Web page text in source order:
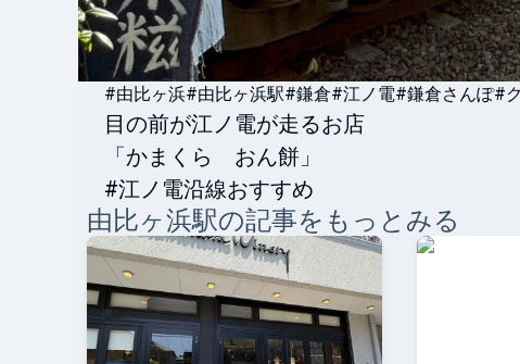
#由比ヶ浜#由比ヶ浜駅#鎌倉#江ノ電#鎌倉さんぽ#
目の前が江ノ電が走るお店
「かまくら　おん餅」
#江ノ電沿線おすすめ
由比ヶ浜駅の記事をもっとみる